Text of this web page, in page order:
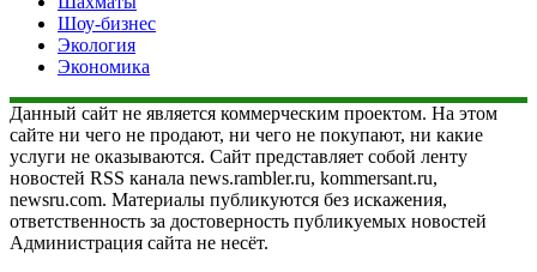
Шоу-бизнес
Экология
Экономика
Данный сайт не является коммерческим проектом. На этом
сайте ни чего не продают, ни чего не покупают, ни какие
услуги не оказываются. Сайт представляет собой ленту
новостей RSS канала news.rambler.ru, kommersant.ru,
newsru.com. Материалы публикуются без искажения,
ответственность за достоверность публикуемых новостей
Администрация сайта не несёт.